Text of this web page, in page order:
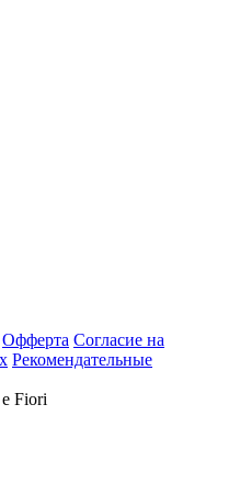
Офферта Согласие на
Рекомендательные